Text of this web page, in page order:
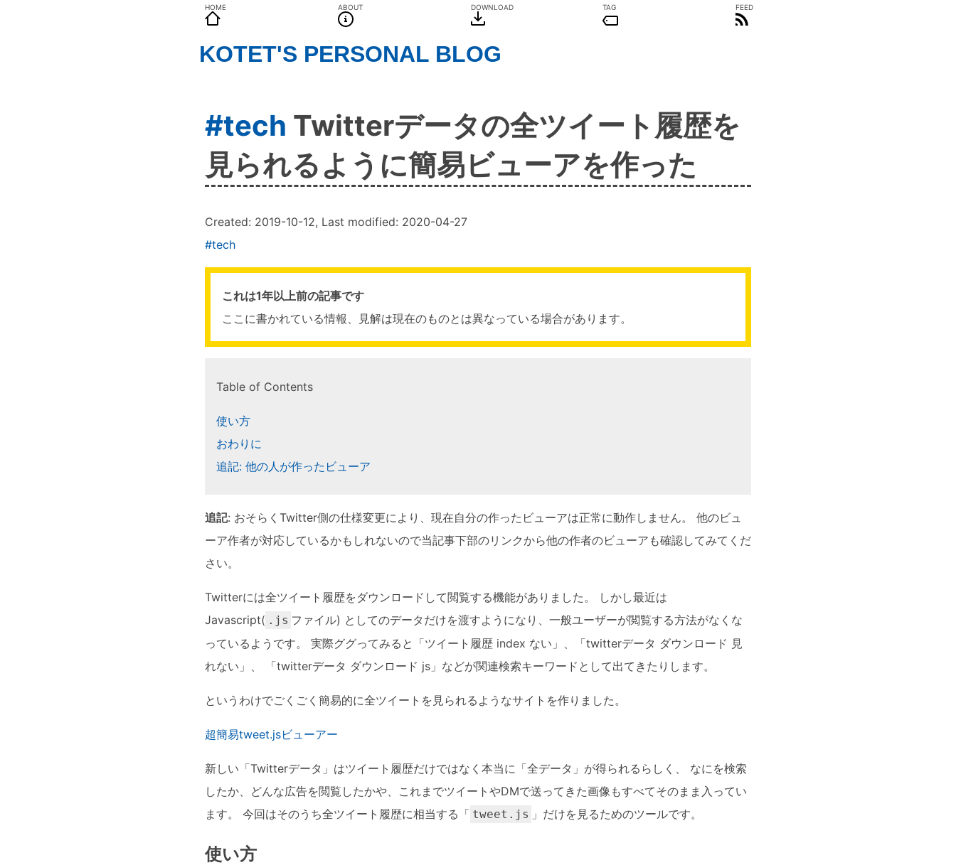
HOME ABOUT DOWNLOAD TAG FEED
KOTET'S PERSONAL BLOG
#tech Twitterデータの全ツイート履歴を
見られるように簡易ビューアを作った
Created: 2019-10-12, Last modified: 2020-04-27
#tech
これは1年以上前の記事です
ここに書かれている情報、見解は現在のものとは異なっている場合があります。
Table of Contents
使い方
おわりに
追記: 他の人が作ったビューア
追記: おそらくTwitter側の仕様変更により、現在自分の作ったビューアは正常に動作しません。 他のビュ
ーア作者が対応しているかもしれないので当記事下部のリンクから他の作者のビューアも確認してみてくだ
さい。
Twitterには全ツイート履歴をダウンロードして閲覧する機能がありました。 しかし最近は
Javascript( .js ファイル) としてのデータだけを渡すようになり、一般ユーザーが閲覧する方法がなくな
っているようです。 実際ググってみると「ツイート履歴 index ない」、「twitterデータ ダウンロード 見
れない」、 「twitterデータ ダウンロード js」などが関連検索キーワードとして出てきたりします。
というわけでごくごく簡易的に全ツイートを見られるようなサイトを作りました。
超簡易tweet.jsビューアー
新しい「Twitterデータ」はツイート履歴だけではなく本当に「全データ」が得られるらしく、 なにを検索
したか、どんな広告を閲覧したかや、これまでツイートやDMで送ってきた画像もすべてそのまま入ってい
ます。 今回はそのうち全ツイート履歴に相当する「 tweet.js 」だけを見るためのツールです。
使い方